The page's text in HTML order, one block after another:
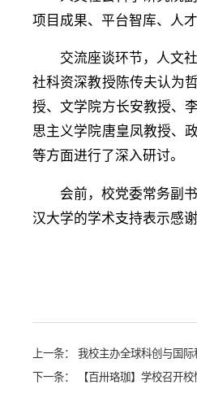
项目成果、平台智库、人
交流座谈环节，人文
社科资深教授陈传夫认为
授、文学院方长安教授、
思主义学院唐皇凤教授、
等方面进行了深入研讨。
会前，校党委常务副
汉大学的学术支持表示感
上一条：我校主办全球科创与国
下一条：
【百卅珞珈】学校召开